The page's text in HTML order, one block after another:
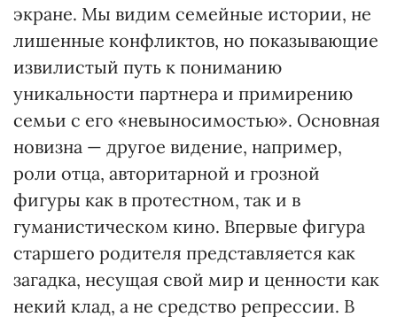
экране. Мы видим семейные истории, не
лишенные конфликтов, но показывающие
извилистый путь к пониманию
уникальности партнера и примирению
семьи с его «невыносимостью». Основная
новизна — другое видение, например,
роли отца, авторитарной и грозной
фигуры как в протестном, так и в
гуманистическом кино. Впервые фигура
старшего родителя представляется как
загадка, несущая свой мир и ценности как
некий клад, а не средство репрессии. В